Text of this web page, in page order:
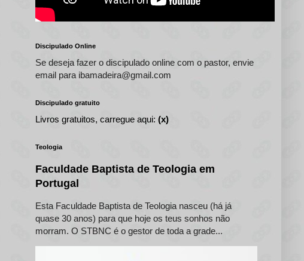
Discipulado Online
Se deseja fazer o discipulado online com o pastor, envie
email para ibamadeira@gmail.com
Discipulado gratuito
Livros gratuitos, carregue aqui: (x)
Teologia
Faculdade Baptista de Teologia em
Portugal
Esta Faculdade Baptista de Teologia nasceu (há já
quase 30 anos) para que hoje os teus sonhos não
morram. O STBNC é o gestor de toda a grade...